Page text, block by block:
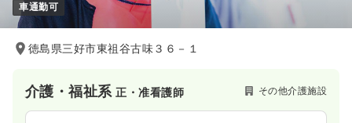
車通勤可
徳島県三好市東祖谷古味３６－１
介護・福祉系正・准看護師 その他介護施設